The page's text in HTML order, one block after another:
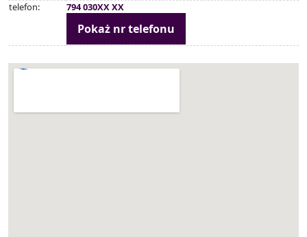
telefon:
794 030XX XX
Pokaż nr telefonu